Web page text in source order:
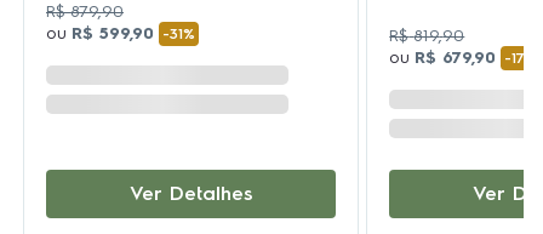
R$ 879,90
ou R$ 599,90 -31%
Ver Detalhes
R$ 819,90
ou R$ 679,90 -17%
Ver